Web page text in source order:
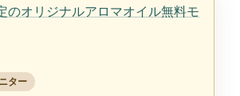
ター